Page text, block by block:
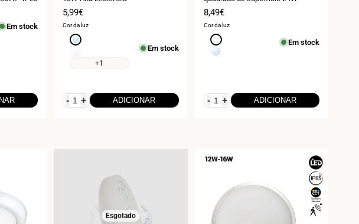
Em stock
Preço
de
venda
5,99€
Cor da luz
Branco
+1
Em stock
- + ADICIONAR
Preço
de
venda
8,49€
Cor da luz
Branco
neutro
Branco
Em stock
- + ADICIONAR
Esgotado